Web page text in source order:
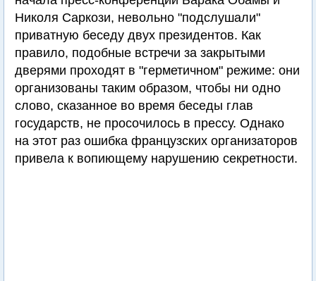
Николя Саркози, невольно "подслушали"
приватную беседу двух президентов. Как
правило, подобные встречи за закрытыми
дверями проходят в "герметичном" режиме: они
организованы таким образом, чтобы ни одно
слово, сказанное во время беседы глав
государств, не просочилось в прессу. Однако
на этот раз ошибка французских организаторов
привела к вопиющему нарушению секретности.